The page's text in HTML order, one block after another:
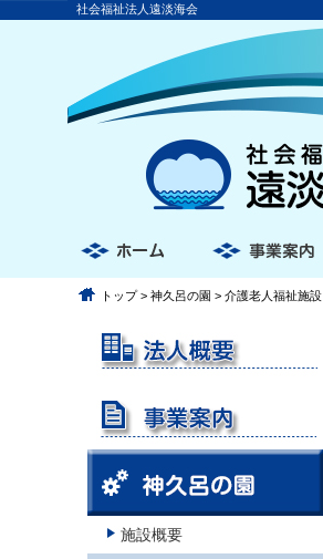
社会福祉法人遠淡海会
トップ> 神久呂の園 > 介護老人福祉施設
施設概要